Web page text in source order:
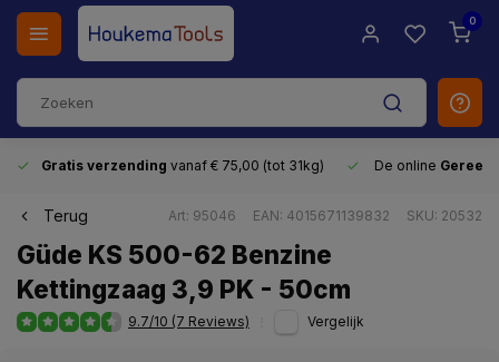
0
Gratis verzending vanaf € 75,00 (tot 31kg) De online
Terug Art: 95046 EAN: 4015671139832 SKU: 20532
Güde KS 500-62 Benzine
Kettingzaag 3,9 PK - 50cm
9.7/10 (7 Reviews) Vergelijk